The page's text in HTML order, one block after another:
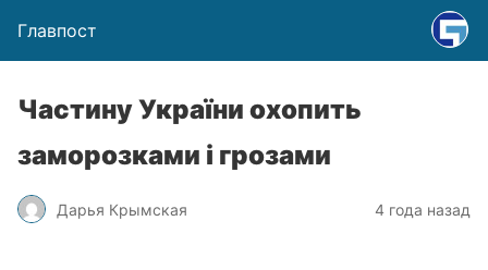
Главпост
Частину України охопить
заморозками і грозами
Дарья Крымская 4 года назад